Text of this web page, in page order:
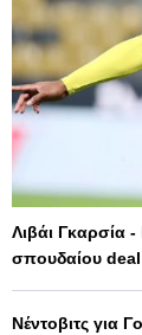
Λιβάι Γκαρσία
σπουδαίου deal
Νέντοβιτς για